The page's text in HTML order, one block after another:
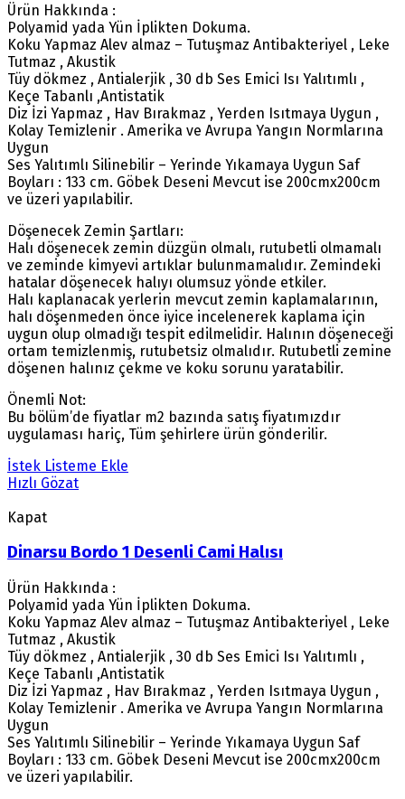
Ürün Hakkında :
Polyamid yada Yün İplikten Dokuma.
Koku Yapmaz Alev almaz – Tutuşmaz Antibakteriyel , Leke
Tutmaz , Akustik
Tüy dökmez , Antialerjik , 30 db Ses Emici Isı Yalıtımlı ,
Keçe Tabanlı ,Antistatik
Diz İzi Yapmaz , Hav Bırakmaz , Yerden Isıtmaya Uygun ,
Kolay Temizlenir . Amerika ve Avrupa Yangın Normlarına
Uygun
Ses Yalıtımlı Silinebilir – Yerinde Yıkamaya Uygun Saf
Boyları : 133 cm. Göbek Deseni Mevcut ise 200cmx200cm
ve üzeri yapılabilir.
Döşenecek Zemin Şartları:
Halı döşenecek zemin düzgün olmalı, rutubetli olmamalı
ve zeminde kimyevi artıklar bulunmamalıdır. Zemindeki
hatalar döşenecek halıyı olumsuz yönde etkiler.
Halı kaplanacak yerlerin mevcut zemin kaplamalarının,
halı döşenmeden önce iyice incelenerek kaplama için
uygun olup olmadığı tespit edilmelidir. Halının döşeneceği
ortam temizlenmiş, rutubetsiz olmalıdır. Rutubetli zemine
döşenen halınız çekme ve koku sorunu yaratabilir.
Önemli Not:
Bu bölüm’de fiyatlar m2 bazında satış fiyatımızdır
uygulaması hariç, Tüm şehirlere ürün gönderilir.
İstek Listeme Ekle
Hızlı Gözat
Kapat
Dinarsu Bordo 1 Desenli Cami Halısı
Ürün Hakkında :
Polyamid yada Yün İplikten Dokuma.
Koku Yapmaz Alev almaz – Tutuşmaz Antibakteriyel , Leke
Tutmaz , Akustik
Tüy dökmez , Antialerjik , 30 db Ses Emici Isı Yalıtımlı ,
Keçe Tabanlı ,Antistatik
Diz İzi Yapmaz , Hav Bırakmaz , Yerden Isıtmaya Uygun ,
Kolay Temizlenir . Amerika ve Avrupa Yangın Normlarına
Uygun
Ses Yalıtımlı Silinebilir – Yerinde Yıkamaya Uygun Saf
Boyları : 133 cm. Göbek Deseni Mevcut ise 200cmx200cm
ve üzeri yapılabilir.